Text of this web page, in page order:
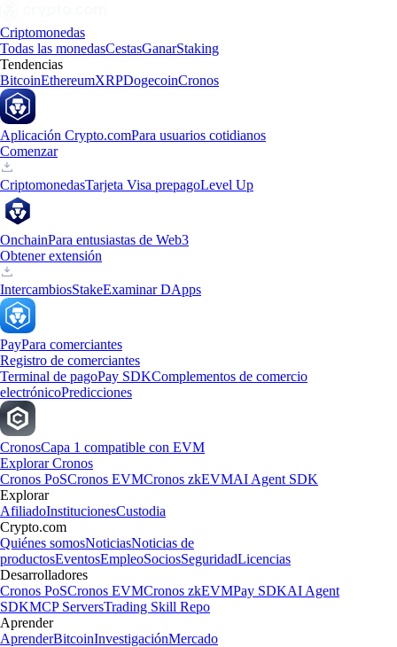
Criptomonedas
Todas las monedasCestasGanarStaking
Tendencias
BitcoinEthereumXRPDogecoinCronos
Aplicación Crypto.comPara usuarios cotidianos
Comenzar
CriptomonedasTarjeta Visa prepagoLevel Up
OnchainPara entusiastas de Web3
Obtener extensión
IntercambiosStakeExaminar DApps
PayPara comerciantes
Registro de comerciantes
Terminal de pagoPay SDKComplementos de comercio
electrónicoPredicciones
CronosCapa 1 compatible con EVM
Explorar Cronos
Cronos PoSCronos EVMCronos zkEVMAI Agent SDK
Explorar
AfiliadoInstitucionesCustodia
Crypto.com
Quiénes somosNoticiasNoticias de
productosEventosEmpleoSociosSeguridadLicencias
Desarrolladores
Cronos PoSCronos EVMCronos zkEVMPay SDKAI Agent
SDKMCP ServersTrading Skill Repo
Aprender
AprenderBitcoinInvestigaciónMercado